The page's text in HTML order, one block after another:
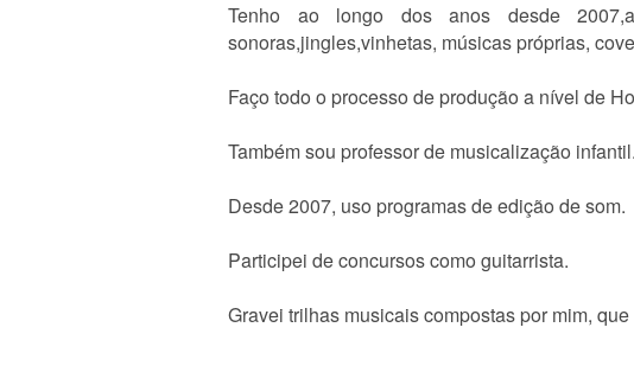
Tenho ao longo dos anos desde
sonoras,jingles,vinhetas, músicas próprias,
Faço todo o processo de produção a nível de
Também sou professor de musicalização infantil.
Desde 2007, uso programas de edição de som.
Participei de concursos como guitarrista.
Gravei trilhas musicais compostas por mim,